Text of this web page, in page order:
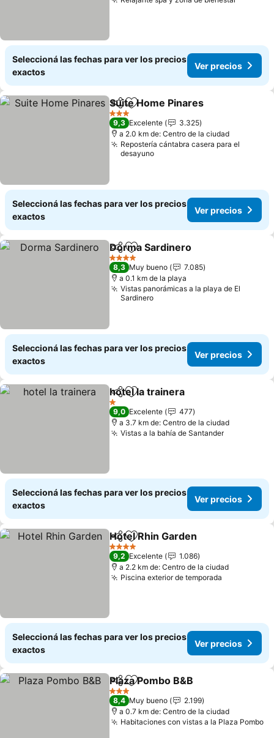
Seleccioná las fechas para ver los precios
exactos
Ver precios
CompartirAñadir a favoritos
Suite Home Pinares
3 Estrellas
9,3 Excelente
3.325
a 2.0 km de: Centro de la ciudad
Repostería cántabra casera para el
desayuno
Seleccioná las fechas para ver los precios
exactos
Ver precios
CompartirAñadir a favoritos
Dorma Sardinero
4 Estrellas
8,3 Muy bueno
7.085
a 0.1 km de la playa
Vistas panorámicas a la playa de El
Sardinero
Seleccioná las fechas para ver los precios
exactos
Ver precios
CompartirAñadir a favoritos
hotel la trainera
1 Estrellas
9,0 Excelente
477
a 3.7 km de: Centro de la ciudad
Vistas a la bahía de Santander
Seleccioná las fechas para ver los precios
exactos
Ver precios
CompartirAñadir a favoritos
Hotel Rhin Garden
4 Estrellas
9,2 Excelente
1.086
a 2.2 km de: Centro de la ciudad
Piscina exterior de temporada
Seleccioná las fechas para ver los precios
exactos
Ver precios
CompartirAñadir a favoritos
Plaza Pombo B&B
3 Estrellas
8,4 Muy bueno
2.199
a 0.7 km de: Centro de la ciudad
Habitaciones con vistas a la Plaza Pombo